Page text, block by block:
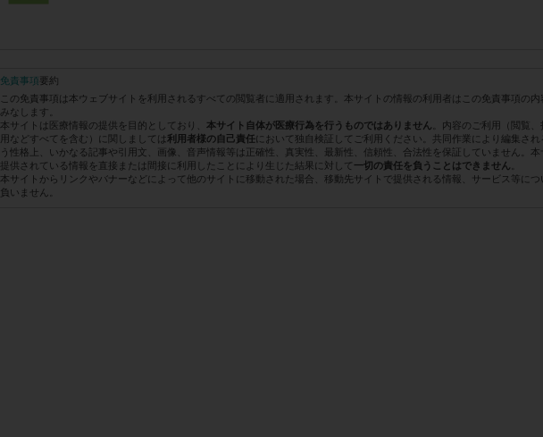
免責事項要約
この免責事項は本ウェブサイトを利用されるすべての閲覧者に適用されます。本サイトの情報の利用者はこの免責事項の内
みなします。
本サイトは医療情報の提供を目的としており、 本サイト自体が医療行為を行うものではありません 。内容のご利用（閲覧
用などすべてを含む）に関しましては利用者様の自己責任において独自検証してご利用ください。共同作業により編集さ
う性格上、いかなる記事や引用文、画像、音声情報等は正確性、真実性、最新性、信頼性、合法性を保証していません。本
提供されている情報を直接または間接に利用したことにより生じた結果に対して 一切の責任を負うことはできません
本サイトからリンクやバナーなどによって他のサイトに移動された場合、移動先サイトで提供される情報、サービス等に
負いません。